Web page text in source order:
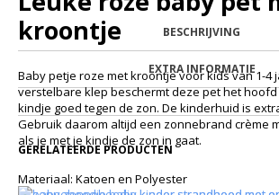
BESCHRIJVING
EXTRA INFORMATIE
kroontje
Baby petje roze met kroontje voor kids van 1-4
verstelbare klep beschermt deze pet het
kindje goed tegen de zon. De kinderhuid is
Gebruik daarom altijd een zonnebrand crème
als je met je kindje de zon in gaat.
Materiaal: Katoen en Polyester
GERELATEERDE PRODUCTEN